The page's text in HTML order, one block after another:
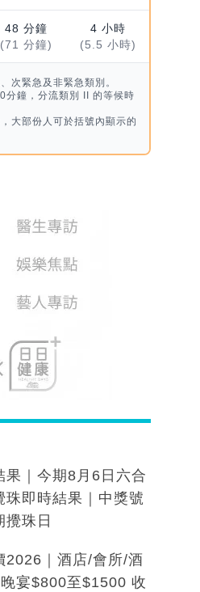
48 分鐘
(71 分鐘)
4 小時
(5.5 小時)
次緊急及非緊急類別。
分鐘，分流類別 II 的等候時
大部份人可於括號內顯示的
果｜今期8月6日六合
珠即時結果｜中獎號
攪珠日
2026｜酒店/會所/酒
宴$800至$1500 收